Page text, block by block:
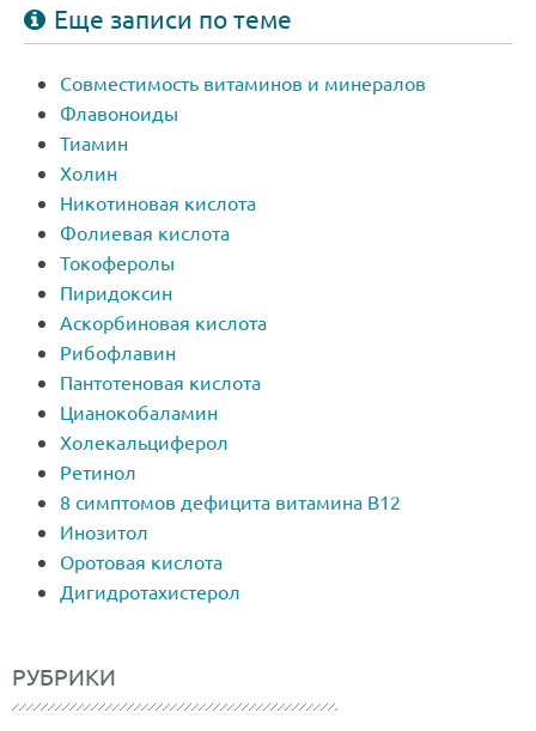
РУБРИКИ
Еще записи по теме
Совместимость витаминов и минералов
Флавоноиды
Тиамин
Холин
Никотиновая кислота
Фолиевая кислота
Токоферолы
Пиридоксин
Аскорбиновая кислота
Рибофлавин
Пантотеновая кислота
Цианокобаламин
Холекальциферол
Ретинол
8 симптомов дефицита витамина В12
Инозитол
Оротовая кислота
Дигидротахистерол